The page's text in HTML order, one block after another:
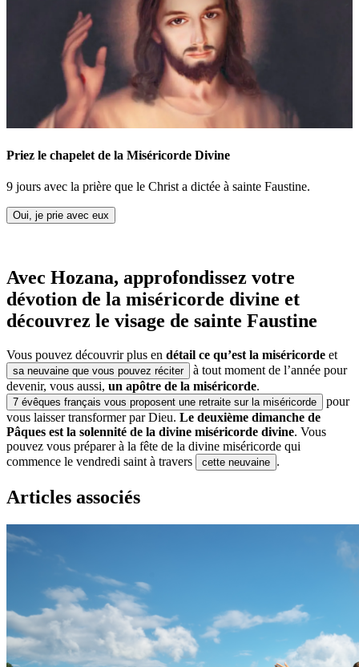
Priez le chapelet de la Miséricorde Divine
9 jours avec la prière que le Christ a dictée à sainte Faustine.
Oui, je prie avec eux
Avec Hozana, approfondissez votre
dévotion de la miséricorde divine et
découvrez le visage de sainte Faustine
Vous pouvez découvrir plus en détail ce qu’est la miséricorde et
sa neuvaine que vous pouvez réciter
à tout moment de l’année pour
devenir, vous aussi, un apôtre de la miséricorde.
7 évêques français vous proposent une retraite sur la miséricorde
pour
vous laisser transformer par Dieu. Le deuxième dimanche de
Pâques est la solennité de la divine miséricorde divine. Vous
pouvez vous préparer à la fête de la divine miséricorde qui
commence le vendredi saint à travers
cette neuvaine .
Articles associés